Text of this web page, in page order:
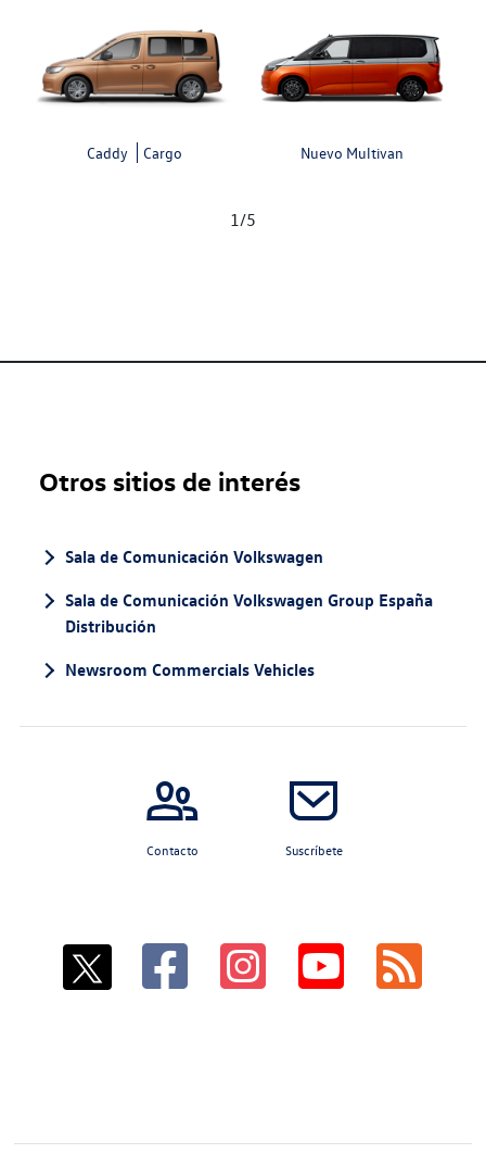
Caddy Cargo Nuevo Multivan
1 /5
Otros sitios de interés
Sala de Comunicación Volkswagen
Sala de Comunicación Volkswagen Group España
Distribución
Newsroom Commercials Vehicles
Contacto Suscríbete